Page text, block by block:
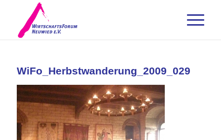
WiFo_Herbstwanderung_2009_029